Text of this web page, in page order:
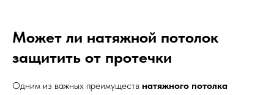
Может ли натяжной потолок
защитить от протечки
Одним из важных преимуществ натяжного потолка